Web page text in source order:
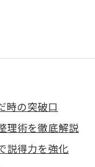
時の突破口
理術を徹底解説
説得力を強化